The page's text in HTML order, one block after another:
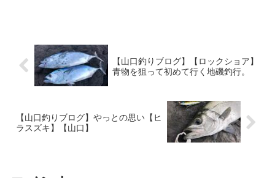
【山口釣りブログ】【ロックショア】
青物を狙って初めて行く地磯釣行。
【山口釣りブログ】やっとの思い【ヒ
ラスズキ】【山口】